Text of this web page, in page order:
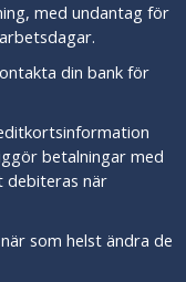
med undantag för
din bank för
betalningar med
debiteras när
som helst ändra de